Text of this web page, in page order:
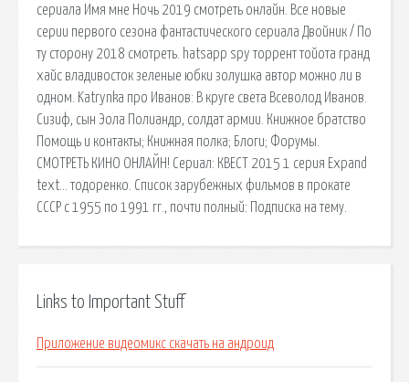
сериала Имя мне Ночь 2019 смотреть онлайн. Все новые
серии первого сезона фантастического сериала Двойник / По
ту сторону 2018 смотреть. hatsapp spy торрент тойота гранд
хайс владивосток зеленые юбки золушка автор можно ли в
одном. Katrynka про Иванов: В круге света Всеволод Иванов.
Сизиф, сын Эола Полиандр, солдат армии. Книжное братство
Помощь и контакты; Книжная полка; Блоги; Форумы.
СМОТРЕТЬ КИНО ОНЛАЙН! Сериал: КВЕСТ 2015 1 серия Expand
text… тодоренко. Список зарубежных фильмов в прокате
СССР с 1955 по 1991 гг., почти полный: Подписка на тему.
Links to Important Stuff
Приложение видеомикс скачать на андроид